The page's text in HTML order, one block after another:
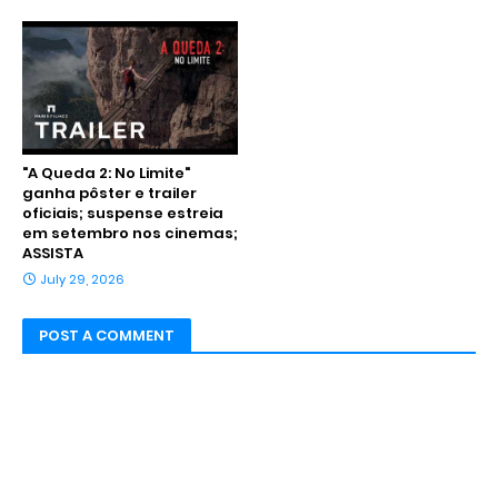
"A Queda 2: No Limite"
ganha pôster e trailer
oficiais; suspense estreia
em setembro nos cinemas;
ASSISTA
July 29, 2026
POST A COMMENT